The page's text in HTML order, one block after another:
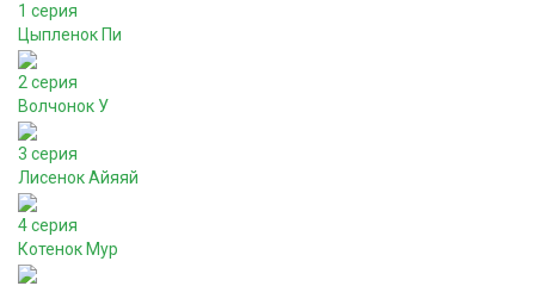
1 серия
Цыпленок Пи
2 серия
Волчонок У
3 серия
Лисенок Айяяй
4 серия
Котенок Мур